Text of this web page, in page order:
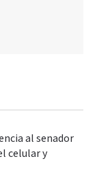
al senador
celular y